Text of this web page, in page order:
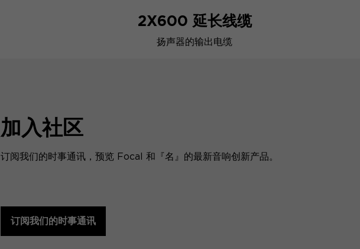
2X600 延长线缆
扬声器的输出电缆
加入社区
订阅我们的时事通讯，预览 Focal 和『名』的最新音响创新产品。
订阅我们的时事通讯